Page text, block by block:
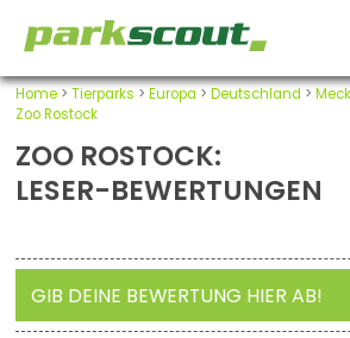
Home> Tierparks > Europa > Deutschland >
Zoo Rostock
ZOO ROSTOCK:
LESER-BEWERTUNGEN
GIB DEINE BEWERTUNG HIER AB!